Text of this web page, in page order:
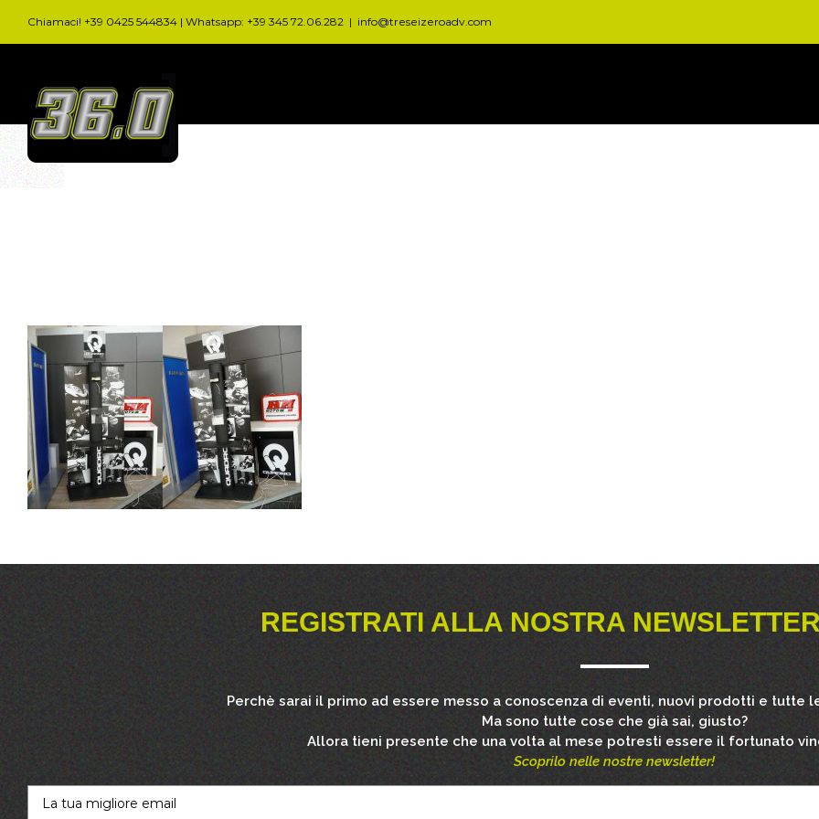
contenuto
Chiamaci! +39 0425 544834 | Whatsapp: +39 345 72.06.282 | info@treseizeroadv.com
REGISTRATI ALLA NOSTRA
Perchè sarai il primo ad essere messo a conoscenza di eventi, nuovi prodotti e tutte
Ma sono tutte cose che già sai, giusto?
Allora tieni presente che una volta al mese potresti essere il fortunato
Scoprilo nelle nostre newsletter!